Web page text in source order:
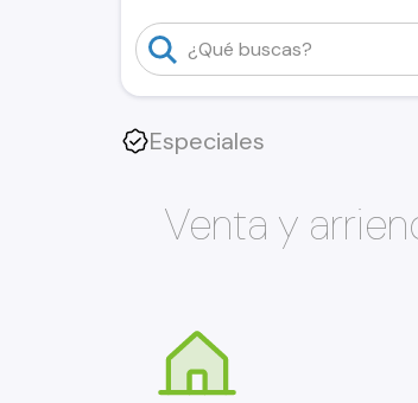
Especiales
Venta y